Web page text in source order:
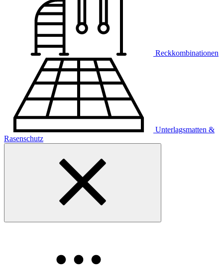
Reckkombinationen
Unterlagsmatten &
Rasenschutz